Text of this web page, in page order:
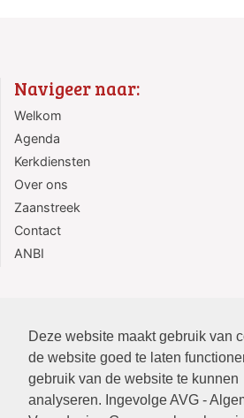
Deze website maakt gebruik van
de website goed te laten
gebruik van de website te kunnen
analyseren. Ingevolge AVG -
Navigeer naar:
Welkom
Agenda
Kerkdiensten
Over ons
Zaanstreek
Contact
ANBI